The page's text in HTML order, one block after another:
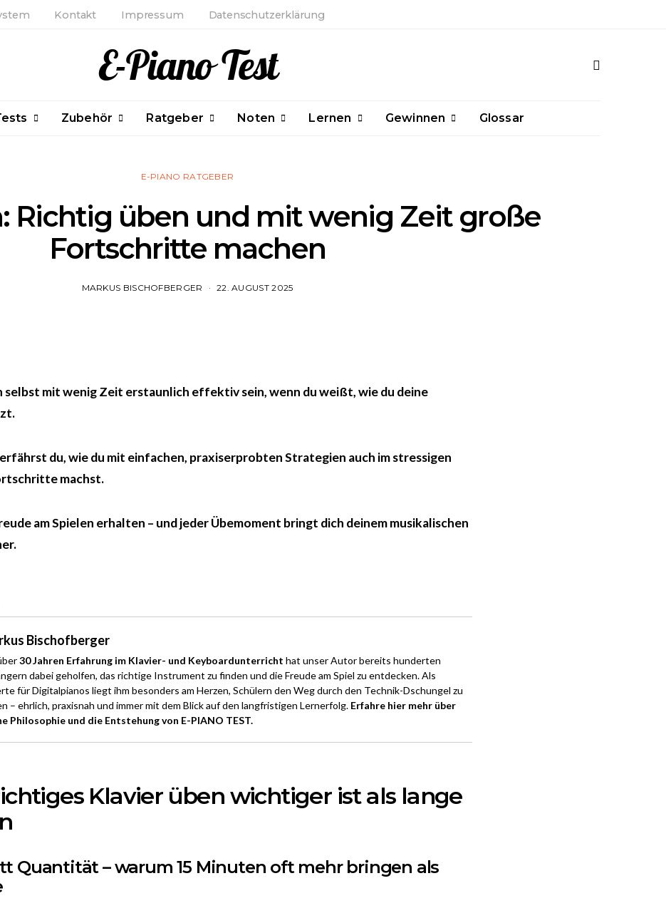
Kontakt Impressum Datenschutzerklärung
E-Piano Test
Zubehör Ratgeber Noten Lernen Gewinnen Glossar
E-PIANO RATGEBER
Richtig üben und mit wenig Zeit große
Fortschritte machen
MARKUS BISCHOFBERGER 22. AUGUST 2025
selbst mit wenig Zeit erstaunlich effektiv sein, wenn du weißt, wie du deine
du, wie du mit einfachen, praxiserprobten Strategien auch im stressigen
machst.
am Spielen erhalten – und jeder Übemoment bringt dich deinem musikalischen
Bischofberger
30 Jahren Erfahrung im Klavier- und Keyboardunterricht hat unser Autor bereits hunderten
dabei geholfen, das richtige Instrument zu finden und die Freude am Spiel zu entdecken. Als
für Digitalpianos liegt ihm besonders am Herzen, Schülern den Weg durch den Technik-Dschungel zu
– ehrlich, praxisnah und immer mit dem Blick auf den langfristigen Lernerfolg. Erfahre hier mehr über
Philosophie und die Entstehung von E-PIANO TEST.
Klavier üben wichtiger ist als lange
Quantität – warum 15 Minuten oft mehr bringen als